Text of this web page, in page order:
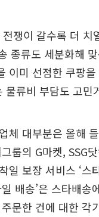
쟁이 갈수록 더
종류도 세분화해
이미 선점한 쿠팡
물류비 부담도 고민
체 대부분은 올해
룹의 G마켓, SSG
보장 서비스 ‘스
배송’은 스타배
문한 건에 대한 각